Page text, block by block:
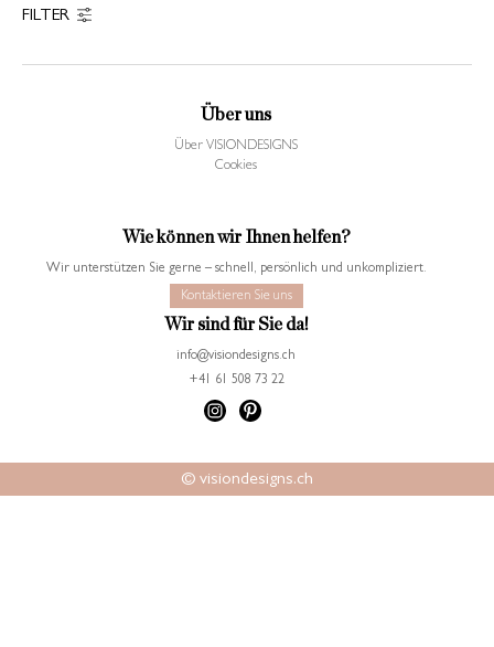
FILTER
Über uns
Über VISIONDESIGNS
Cookies
Wie können wir Ihnen helfen?
Wir unterstützen Sie gerne – schnell, persönlich und unkompliziert.
Kontaktieren Sie uns
Wir sind für Sie da!
info@visiondesigns.ch
+41 61 508 73 22
© visiondesigns.ch